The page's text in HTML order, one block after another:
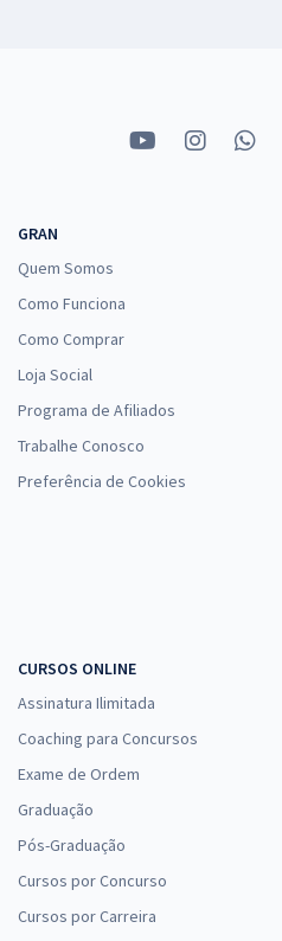
GRAN
Quem Somos
Como Funciona
Como Comprar
Loja Social
Programa de Afiliados
Trabalhe Conosco
Preferência de Cookies
CURSOS ONLINE
Assinatura Ilimitada
Coaching para Concursos
Exame de Ordem
Graduação
Pós-Graduação
Cursos por Concurso
Cursos por Carreira